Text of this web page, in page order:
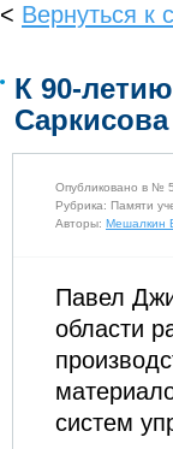
< Вернуться к
К
Саркисова
Опубликовано в №
Рубрика: Памяти
Авторы: Мешалкин
Павел
области
систем